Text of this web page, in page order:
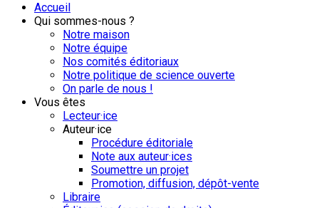
Accueil
Qui sommes-nous ?
Notre maison
Notre équipe
Nos comités éditoriaux
Notre politique de science ouverte
On parle de nous !
Vous êtes
Lecteur·ice
Auteur·ice
Procédure éditoriale
Note aux auteur·ices
Soumettre un projet
Promotion, diffusion, dépôt-vente
Libraire